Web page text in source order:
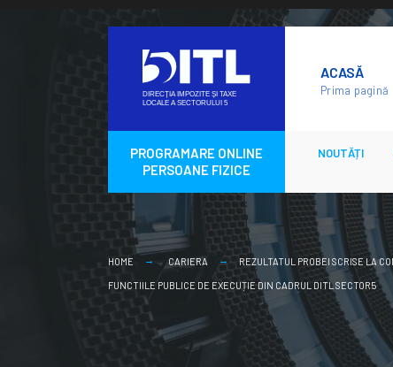
content
ACASĂ
Prima pagină
PROGRAMARE ONLINE
PERSOANE FIZICE
NOUTĂȚI
HOME CARIERA REZULTATUL PROBEI SCRISE LA
FUNCTIILE PUBLICE DE EXECUȚIE DIN CADRUL DITL SECTOR5